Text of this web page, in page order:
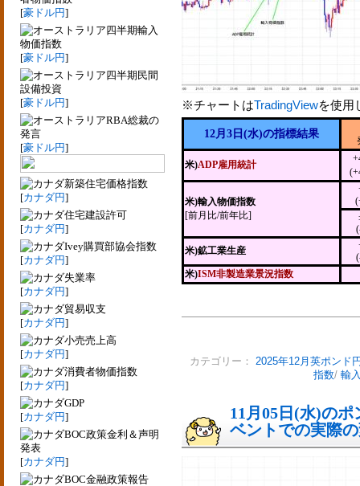
[豪ドル円]
四半期輸入
物価指数
[豪ドル円]
四半期民間
設備投資
[豪ドル円]
RBA総裁の
発言
[豪ドル円]
新築住宅価格指数
[カナダ円]
住宅建設許可
[カナダ円]
Ivey購買部協会指数
[カナダ円]
失業率
[カナダ円]
貿易収支
[カナダ円]
小売売上高
[カナダ円]
消費者物価指数
[カナダ円]
GDP
[カナダ円]
BOC政策金利＆声明
発表
[カナダ円]
BOC金融政策報告
※チャートはTradingViewを使用
12月3日(水)の指標結果
米)ADP雇用統計
米)輸入物価指数
[前月比/前年比]
米)鉱工業生産
米)ISM非製造業景況指数
カテゴリー： 2025年12月英ポンド
指数/ 輸
11月05日(水)の
ベントでの実際